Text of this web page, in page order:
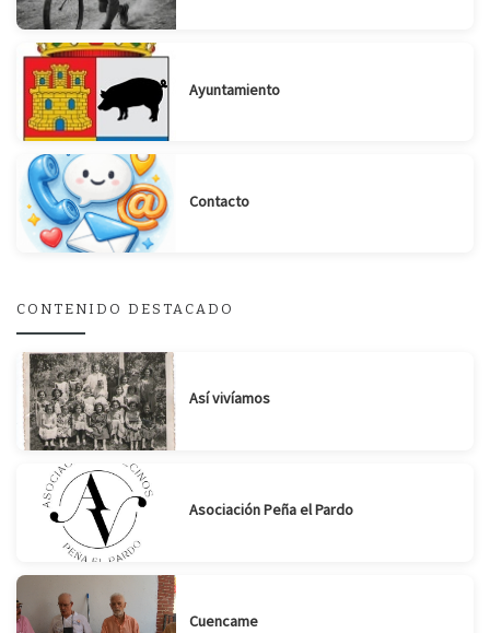
Ayuntamiento
Contacto
CONTENIDO DESTACADO
Así vivíamos
Asociación Peña el Pardo
Cuencame
Suscribirse